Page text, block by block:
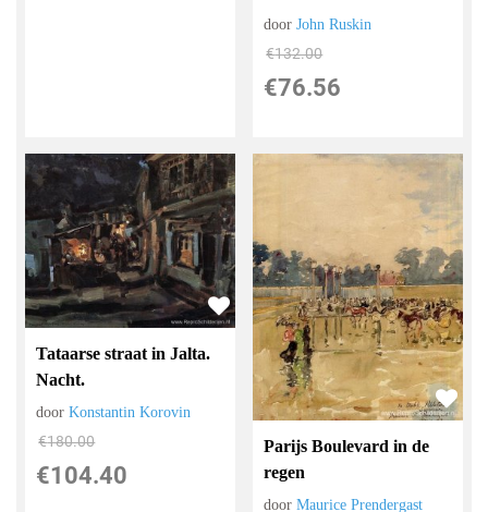
doorJohn Ruskin
€132.00
€76.56
Tataarse straat in Jalta.
Nacht.
doorKonstantin Korovin
€180.00
€104.40
Parijs Boulevard in de
regen
doorMaurice Prendergast